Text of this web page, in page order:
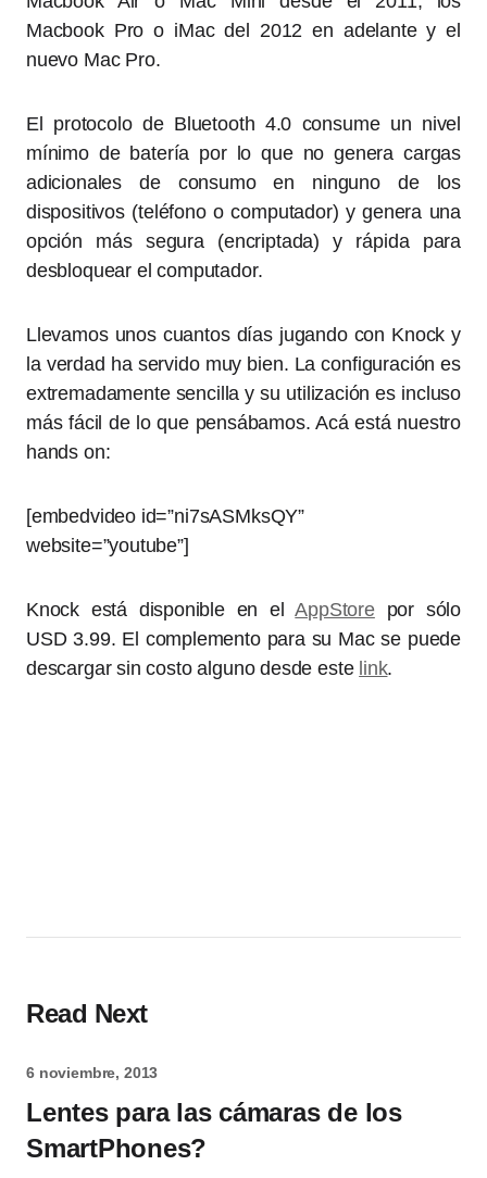
Macbook Pro o iMac del 2012 en adelante y el
nuevo Mac Pro.
El protocolo de Bluetooth 4.0 consume un nivel
mínimo de batería por lo que no genera cargas
adicionales de consumo en ninguno de los
dispositivos (teléfono o computador) y genera una
opción más segura (encriptada) y rápida para
desbloquear el computador.
Llevamos unos cuantos días jugando con Knock y
la verdad ha servido muy bien. La configuración es
extremadamente sencilla y su utilización es incluso
más fácil de lo que pensábamos. Acá está nuestro
hands on:
[embedvideo id=”ni7sASMksQY”
website=”youtube”]
Knock está disponible en elAppStorepor sólo
USD 3.99. El complemento para su Mac se puede
descargar sin costo alguno desde este link.
Read Next
6 noviembre, 2013
Lentes para las cámaras de los
SmartPhones?